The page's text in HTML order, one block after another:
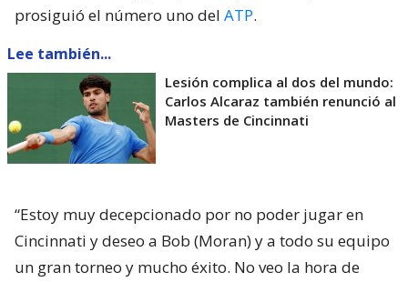
prosiguió el número uno del ATP.
Lee también...
Lesión complica al dos del mundo:
Carlos Alcaraz también renunció al
Masters de Cincinnati
“Estoy muy decepcionado por no poder jugar en
Cincinnati y deseo a Bob (Moran) y a todo su equipo
un gran torneo y mucho éxito. No veo la hora de